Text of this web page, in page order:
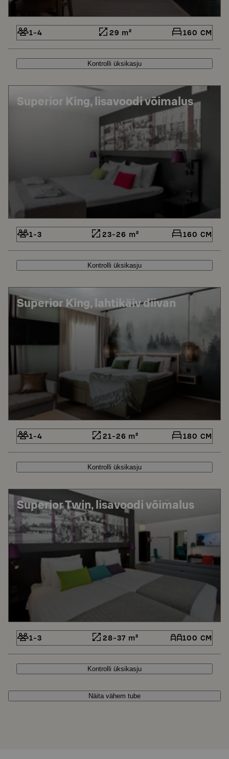
1-4 29 m² 160 CM
Kontrolli üksikasju
Superior King, lisavoodi võimalus
1-3 23-26 m² 160 CM
Kontrolli üksikasju
Superior King, lahtikäiv diivan
1-4 21-26 m² 180 CM
Kontrolli üksikasju
Superior Twin, lisavoodi võimalus
1-3 28-37 m² 100 CM
Kontrolli üksikasju
Näita vähem tube